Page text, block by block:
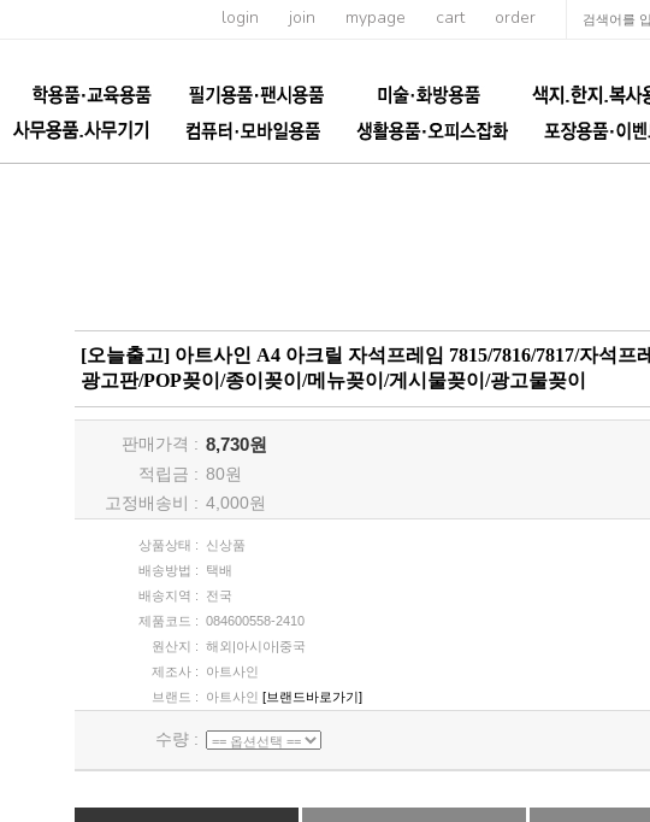
login join mypage cart order
[오늘출고] 아트사인 A4 아크릴 자석프레임 7815/7816/7817/자석프
광고판/POP꽂이/종이꽂이/메뉴꽂이/게시물꽂이/광고물꽂이
판매가격 : 8,730원
적립금 : 80원
고정배송비 : 4,000원
상품상태 :
신상품
배송방법 :
택배
배송지역 :
전국
제품코드 : 084600558-2410
원산지 : 해외|아시아|중국
제조사 :
아트사인
브랜드 :
아트사인 [브랜드바로가기]
수량 :